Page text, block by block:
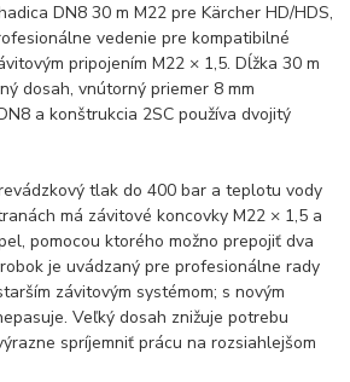
DN8 30 m M22 pre Kärcher HD/HDS,
vedenie pre kompatibilné
pripojením M22 × 1,5. Dĺžka 30 m
dosah, vnútorný priemer 8 mm
a konštrukcia 2SC používa dvojitý
tlak do 400 bar a teplotu vody
má závitové koncovky M22 × 1,5 a
pomocou ktorého možno prepojiť dva
je uvádzaný pre profesionálne rady
závitovým systémom; s novým
Veľký dosah znižuje potrebu
spríjemniť prácu na rozsiahlejšom